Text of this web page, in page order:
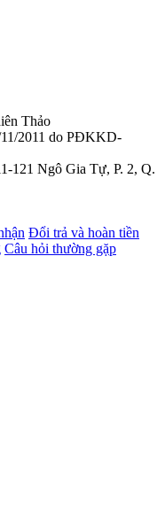
Thảo
2011 do PĐKKD-
121 Ngô Gia Tự, P. 2, Q.
Đổi trả và hoàn tiền
Câu hỏi thường gặp